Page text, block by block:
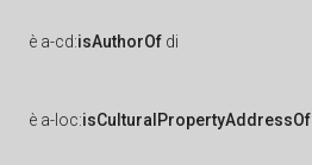
è a-cd:isAuthorOf di
è a-loc:isCulturalPropertyAddressOf